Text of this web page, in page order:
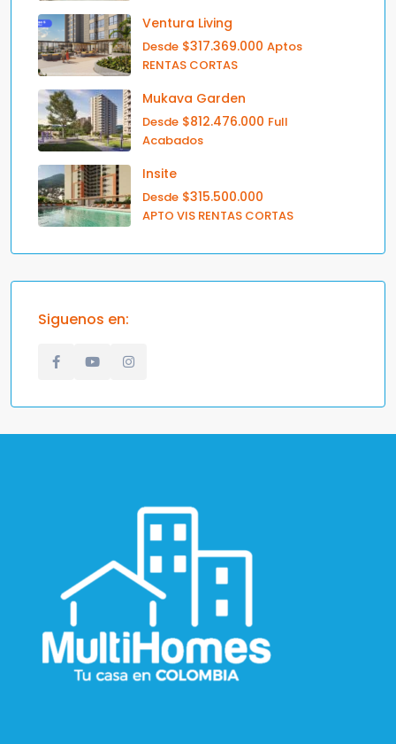
Ventura Living
Desde $317.369.000 Aptos
RENTAS CORTAS
Mukava Garden
Desde $812.476.000 Full
Acabados
Insite
Desde $315.500.000
APTO VIS RENTAS CORTAS
Siguenos en: